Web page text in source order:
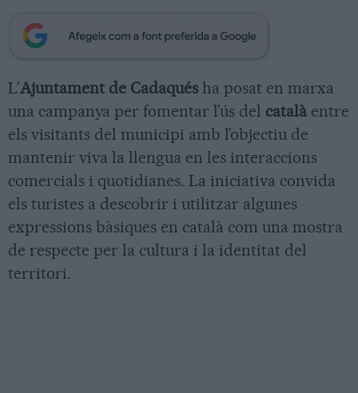
L’Ajuntament de Cadaqués ha posat en marxa
una campanya per fomentar l’ús del català entre
els visitants del municipi amb l’objectiu de
mantenir viva la llengua en les interaccions
comercials i quotidianes. La iniciativa convida
els turistes a descobrir i utilitzar algunes
expressions bàsiques en català com una mostra
de respecte per la cultura i la identitat del
territori.